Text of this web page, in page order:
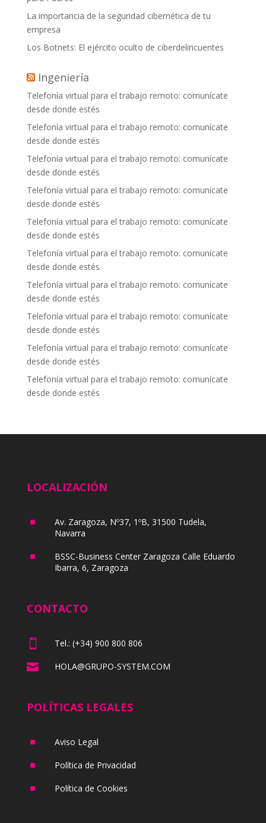
La importancia de la seguridad cibernética de tu
empresa
Los Botnets: El ejército oculto de ciberdelincuentes
Ingeniería
Telefonía virtual para el trabajo remoto: comunícate
desde donde estés
Telefonía virtual para el trabajo remoto: comunícate
desde donde estés
Telefonía virtual para el trabajo remoto: comunícate
desde donde estés
Telefonía virtual para el trabajo remoto: comunícate
desde donde estés
Telefonía virtual para el trabajo remoto: comunícate
desde donde estés
Telefonía virtual para el trabajo remoto: comunícate
desde donde estés
Telefonía virtual para el trabajo remoto: comunícate
desde donde estés
Telefonía virtual para el trabajo remoto: comunícate
desde donde estés
Telefonía virtual para el trabajo remoto: comunícate
desde donde estés
Telefonía virtual para el trabajo remoto: comunícate
desde donde estés
LOCALIZACIÓN
^
Av. Zaragoza, Nº37, 1ºB, 31500 Tudela,
Navarra
^
BSSC-Business Center Zaragoza Calle Eduardo
Ibarra, 6, Zaragoza
CONTACTO
 Tel.: (+34) 900 800 806
 HOLA@GRUPO-SYSTEM.COM
POLÍTICAS LEGALES
^ Aviso Legal
^ Política de Privacidad
^ Política de Cookies